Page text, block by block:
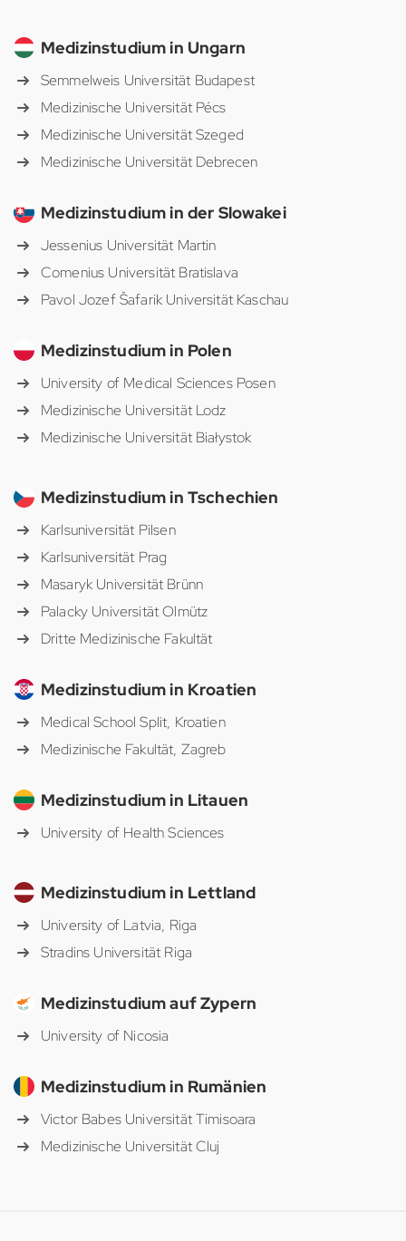
Medizinstudium in Ungarn
Semmelweis Universität Budapest
Medizinische Universität Pécs
Medizinische Universität Szeged
Medizinische Universität Debrecen
Medizinstudium in der Slowakei
Jessenius Universität Martin
Comenius Universität Bratislava
Pavol Jozef Šafarik Universität Kaschau
Medizinstudium in Polen
University of Medical Sciences Posen
Medizinische Universität Lodz
Medizinische Universität Białystok
Medizinstudium in Tschechien
Karlsuniversität Pilsen
Karlsuniversität Prag
Masaryk Universität Brünn
Palacky Universität Olmütz
Dritte Medizinische Fakultät
Medizinstudium in Kroatien
Medical School Split, Kroatien
Medizinische Fakultät, Zagreb
Medizinstudium in Litauen
University of Health Sciences
Medizinstudium in Lettland
University of Latvia, Riga
Stradins Universität Riga
Medizinstudium auf Zypern
University of Nicosia
Medizinstudium in Rumänien
Victor Babes Universität Timisoara
Medizinische Universität Cluj